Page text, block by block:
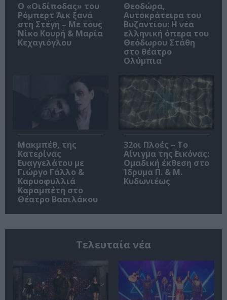
O «Οιδίποδας» του
Ρόμπερτ Άικ ξανά
στη Στέγη – Με τους
Νίκο Κουρή & Μαρία
Κεχαγιόγλου
Θεοδώρα,
Αυτοκράτειρα του
Βυζαντίου: Η νέα
ελληνική όπερα του
Θεόδωρου Στάθη
στο θέατρο
Ολύμπια
Μακμπέθ, της
Κατερίνας
Ευαγγελάτου με
Γιώργο Γάλλο &
Καρυοφυλλιά
Καραμπέτη στο
Θέατρο Βασιλάκου
32οι Πλοές – Το
Αίνιγμα της Εικόνας:
Ομαδική έκθεση στο
Ίδρυμα Π. & Μ.
Κυδωνιέως
Τελευταία νέα